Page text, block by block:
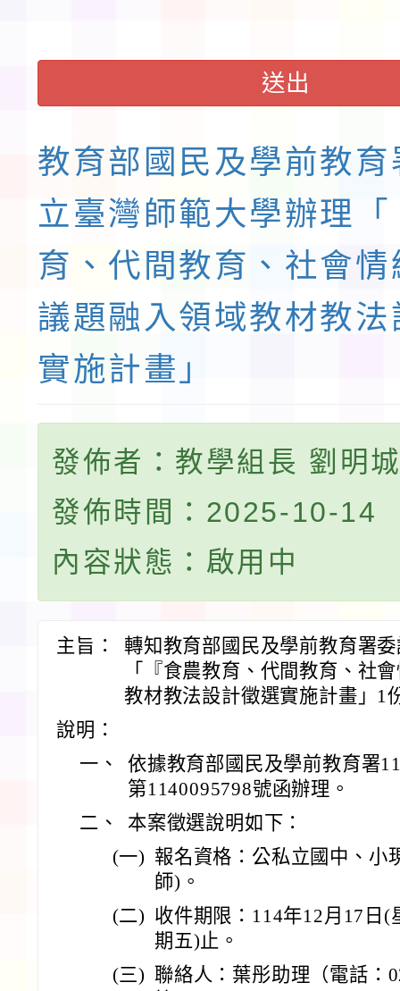
送出
教育部國民及學前教
立臺灣師範大學辦理
育、代間教育、社會
議題融入領域教材教
實施計畫」
發佈者：教學組長 劉明
發佈時間：2025-10-14
內容狀態：啟用中
主旨：
轉知教育部國民及學前教育署
「『食農教育、代間教育、社
教材教法設計徵選實施計畫」1
說明：
一、
依據教育部國民及學前教育署
第1140095798號函辦理。
二、
本案徵選說明如下：
(一) 報名資格：公私立國中、小
師)。
(二) 收件期限：114年12月17日
期五)止。
(三) 聯絡人：葉彤助理（電話：